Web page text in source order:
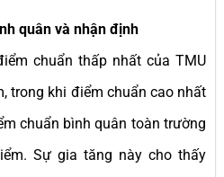
quân và nhận định
chuẩn thấp nhất của TMU
trong khi điểm chuẩn cao nhất
chuẩn bình quân toàn trường
Sự gia tăng này cho thấy